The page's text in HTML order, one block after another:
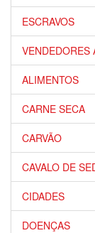
ESCRAVOS
VENDEDORES
ALIMENTOS
CARNE SECA
CARVÃO
CAVALO DE
CIDADES
DOENÇAS